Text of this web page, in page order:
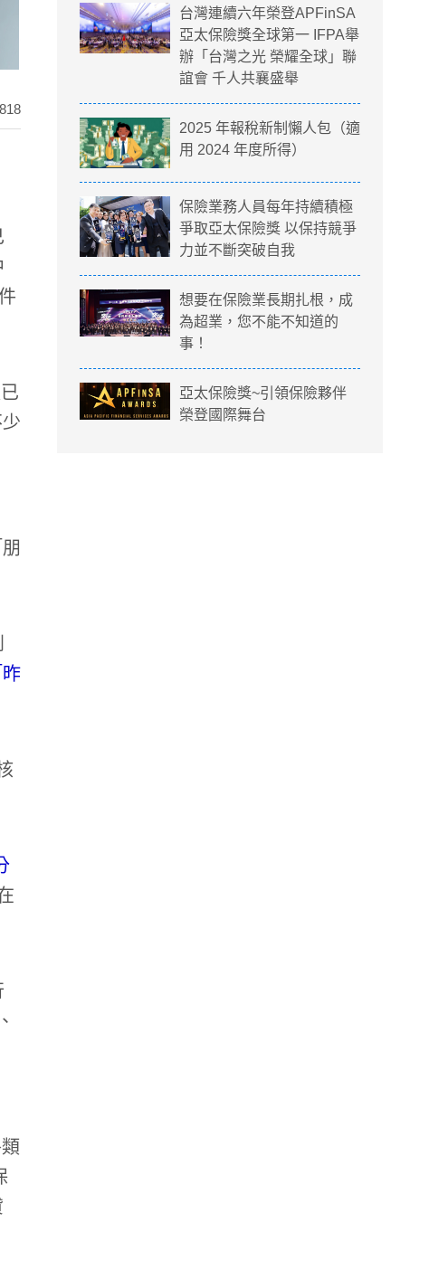
台灣連續六年榮登APFinSA
亞太保險獎全球第一 IFPA舉
辦「台灣之光 榮耀全球」聯
誼會 千人共襄盛舉
2025 年報稅新制懶人包（適
用 2024 年度所得）
保險業務人員每年持續積極
爭取亞太保險獎 以保持競爭
力並不斷突破自我
想要在保險業長期扎根，成
為超業，您不能不知道的
事！
亞太保險獎~引領保險夥伴
榮登國際舞台